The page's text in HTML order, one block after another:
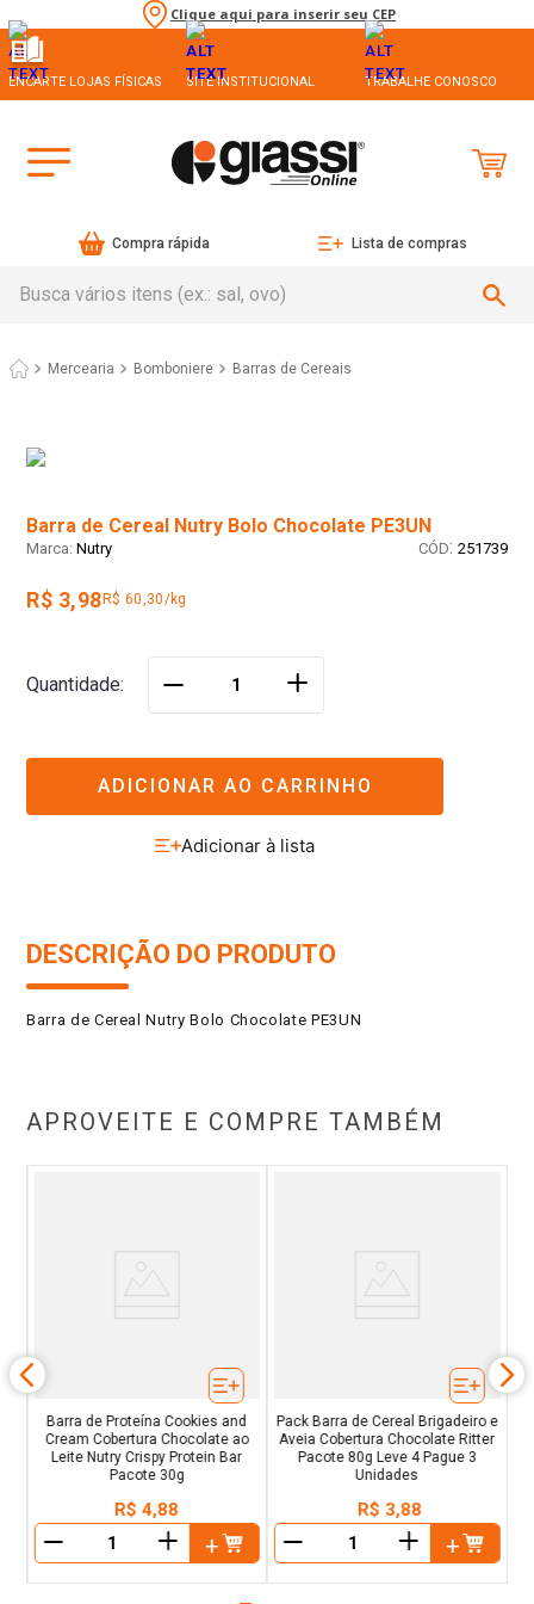
Clique aqui para inserir seu CEP
ENCARTE LOJAS FÍSICAS SITE INSTITUCIONAL TRABALHE CONOSCO
Compra rápida Lista de compras
Mercearia Bomboniere Barras de Cereais
Barra de Cereal Nutry Bolo Chocolate PE3UN
Nutry : 251739
R$ 3,98 R$ 60,30/kg
Quantidade ＋
ADICIONAR AO CARRINHO
DESCRIÇÃO DO PRODUTO
Barra de Cereal Nutry Bolo Chocolate PE3UN
APROVEITE E COMPRE TAMBÉM
Barra de Proteína Cookies and
Cream Cobertura Chocolate ao
Leite Nutry Crispy Protein Bar
Pacote 30g
R$ 4,88
＋
Pack Barra de Cereal Brigadeiro e
Aveia Cobertura Chocolate Ritter
Pacote 80g Leve 4 Pague 3
Unidades
R$ 3,88
＋